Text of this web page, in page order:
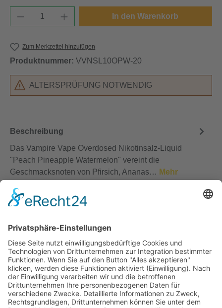
Produkt Anzahl: Gib den gewünschten
In den Warenkorb
Zum Merkzettel hinzufügen
Produktnummer: VVNSL10OPW-20
ALTERSPRÜFUNG NOTWENDIG
Beschreibung
Das Vampire Vape Overdosed Nikotinsalz-Liquid
"Peach Pineapple Watermelon" vereint die
Geschmacksnoten von Pfirsich, Ananas… Mehr
Bewertungen
Service-Hotline
Vertrag widerrufen